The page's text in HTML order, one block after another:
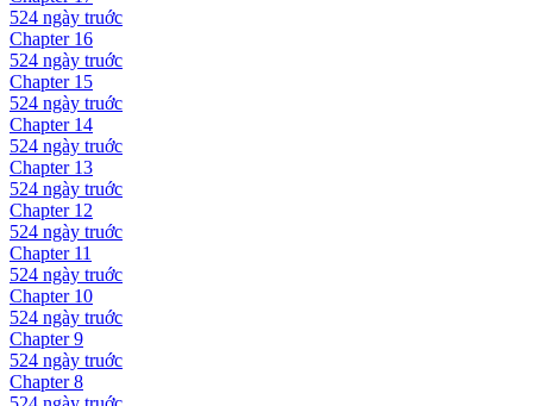
524 ngày truớc
Chapter 16
524 ngày truớc
Chapter 15
524 ngày truớc
Chapter 14
524 ngày truớc
Chapter 13
524 ngày truớc
Chapter 12
524 ngày truớc
Chapter 11
524 ngày truớc
Chapter 10
524 ngày truớc
Chapter9
524 ngày truớc
Chapter8